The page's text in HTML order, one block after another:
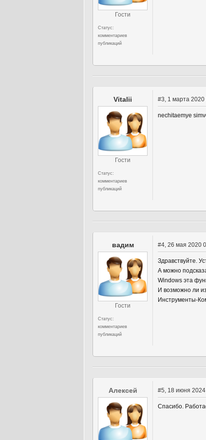
Гости
Статус:
комментариев
публикаций
Vitalii
Гости
Статус:
комментариев
публикаций
#3, 1 марта 2020
nechitaemye
вадим
Гости
Статус:
комментариев
публикаций
#4, 26 мая 2020
Здравствуйте.
А можно
Windows эта
И возможно ли
Инструменты-
Алексей #5, 18 июня 2024
Спасибо.